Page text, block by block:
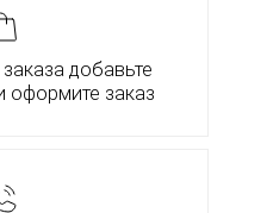
добавьте
оформите заказ